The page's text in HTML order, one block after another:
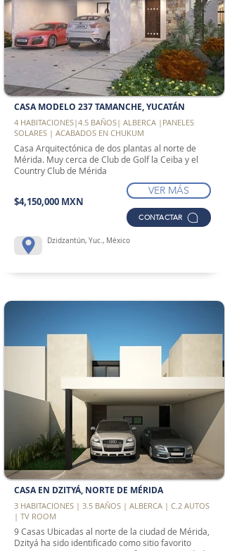
CASA MODELO 237 TAMANCHE, YUCATÁN
4 HABITACIONES|4.5 BAÑOS| ALBERCA |PANELES
SOLARES | ACABADOS EN CHUKUM
Casa Arquitectónica de dos plantas al norte de
Mérida. Muy cerca de Club de Golf la Ceiba y el
Country Club de Mérida
$4,150,000 MXN
VER MÁS
CONTACTAR
Dzidzantún, Yuc., México
CASA EN DZITYÁ, NORTE DE MÉRIDA
3 HABITACIONES | 3.5 BAÑOS | ALBERCA | C.2 AUTOS
| TV ROOM
9 Casas Ubicadas al norte de la ciudad de Mérida,
Dzityá ha sido identificado como sitio favorito